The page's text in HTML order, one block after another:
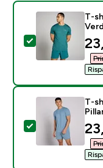
Seleziona
T-
Seleziona
T-